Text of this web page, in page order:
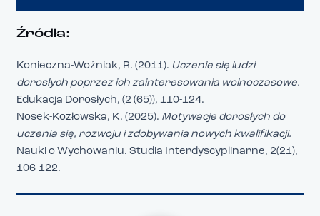
Źródła:
Konieczna-Woźniak, R. (2011). Uczenie się ludzi
dorosłych poprzez ich zainteresowania wolnoczasowe.
Edukacja Dorosłych, (2 (65)), 110-124.
Nosek-Kozłowska, K. (2025). Motywacje dorosłych do
uczenia się, rozwoju i zdobywania nowych kwalifikacji.
Nauki o Wychowaniu. Studia Interdyscyplinarne, 2(21),
106-122.